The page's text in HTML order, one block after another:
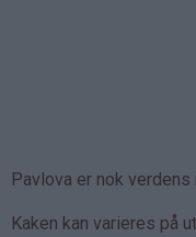
Pavlova er nok
Kaken kan varieres på